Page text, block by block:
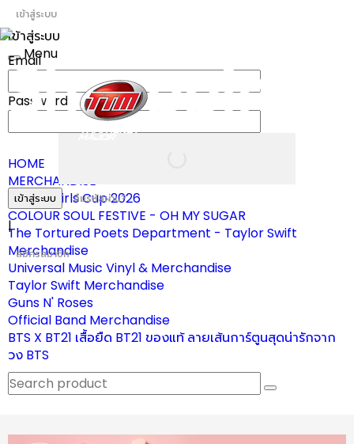
เข้าสู่ระบบ
เข้าสู่ระบบ
Email
Password
เข้าสู่ระบบ ลืมรหัสผ่าน?
|
สมัครสมาชิก
Toggle
Menu
HOME
MERCHANDISE
ผ้าเชียร์ Girls Cup 2026
COLOUR SOUL FESTIVE - OH MY SUGAR
The Tortured Poets Department - Taylor Swift
Merchandise
Universal Music Vinyl & Merchandise
Taylor Swift Merchandise
Guns N' Roses
Official Band Merchandise
BTS X BT21 เสื้อยืด BT21 ของแท้ ลายเส้นการ์ตูนสุดน่ารักจาก
วง BTS